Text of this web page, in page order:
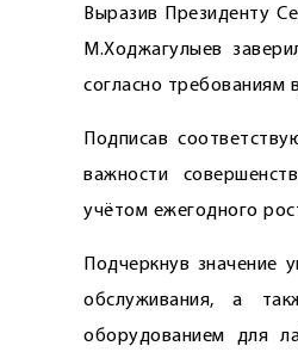
Выразив Президенту
М.Ходжагулыев
согласно требованиям
Подписав
важности
учётом ежегодного
Подчеркнув значение
обслуживания, а
оборудованием для